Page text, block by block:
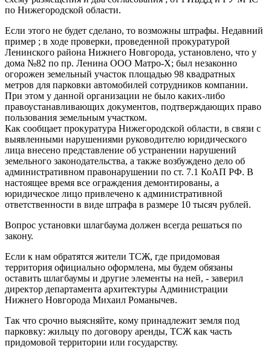
по Нижегородской области.
Если этого не будет сделано, то возможны штрафы. Недавний
пример ; в ходе проверки, проведенной прокуратурой
Ленинского района Нижнего Новгорода, установлено, что у
дома №82 по пр. Ленина ООО Матро-Х; был незаконно
огорожен земельный участок площадью 98 квадратных
метров для парковки автомобилей сотрудников компании.
При этом у данной организации не было каких-либо
правоустанавливающих документов, подтверждающих право
пользования земельным участком.
Как сообщает прокуратура Нижегородской области, в связи с
выявленными нарушениями руководителю юридического
лица внесено представление об устранении нарушений
земельного законодательства, а также возбуждено дело об
административном правонарушении по ст. 7.1 КоАП РФ. В
настоящее время все ограждения демонтированы, а
юридическое лицо привлечено к административной
ответственности в виде штрафа в размере 10 тысяч рублей.
Вопрос установки шлагбаума должен всегда решаться по
закону.
Если к нам обратятся жители ТСЖ, где придомовая
территория официально оформлена, мы будем обязаны
оставить шлагбаумы и другие элементы на ней, - заверил
директор департамента архитектуры Администрации
Нижнего Новгорода Михаил Романычев.
Так что срочно выясняйте, кому принадлежит земля под
парковку: жильцу по договору аренды, ТСЖ как часть
придомовой территории или государству.